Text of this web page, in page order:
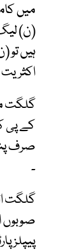
میں
(ن)
ہیں تو
گلگت
کے پی
صرف
۔
گلگت
صوبوں
پیپلز